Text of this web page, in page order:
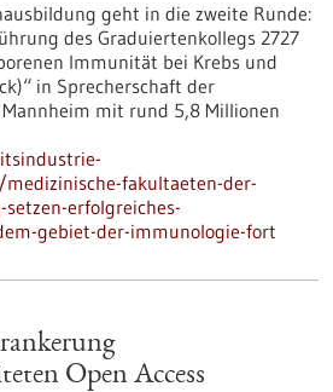
geht in die zweite Runde:
des Graduiertenkollegs 2727
Immunität bei Krebs und
in Sprecherschaft der
mit rund 5,8 Millionen
fakultaeten-der-
erfolgreiches-
gebiet-der-immunologie-fort
Open Access